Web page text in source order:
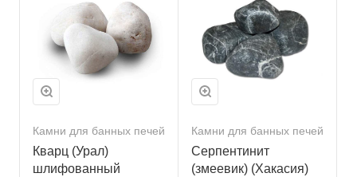
Камни для банных печей
Кварц (Урал)
шлифованный
Камни для банных печей
Серпентинит
(змеевик) (Хакасия)